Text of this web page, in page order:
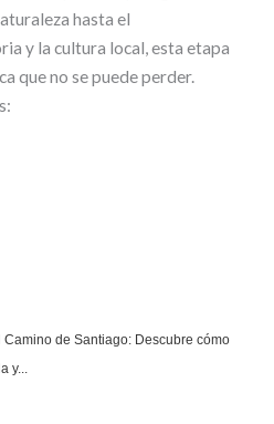
hasta el
y la cultura local, esta etapa
que no se puede perder.
de Santiago: Descubre cómo
y...